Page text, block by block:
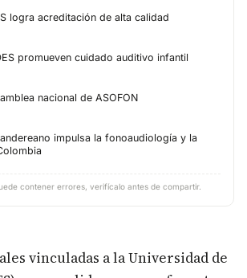
logra acreditación de alta calidad
promueven cuidado auditivo infantil
nacional de ASOFON
impulsa la fonoaudiología y la
contener errores, verifícalo antes de compartir.
vinculadas a la Universidad de